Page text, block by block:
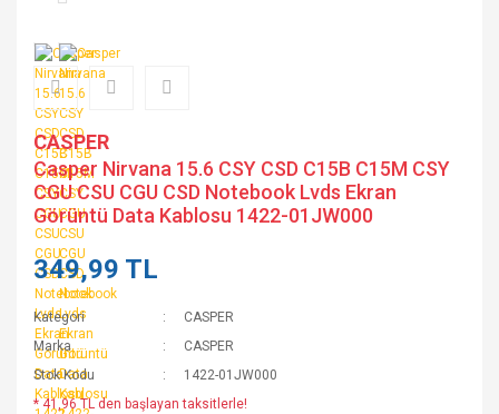
CASPER
Casper Nirvana 15.6 CSY CSD C15B C15M CSY
CGU CSU CGU CSD Notebook Lvds Ekran
Görüntü Data Kablosu 1422-01JW000
349,99 TL
Kategori
CASPER
Marka
CASPER
Stok Kodu
1422-01JW000
* 41,96 TL den başlayan taksitlerle!